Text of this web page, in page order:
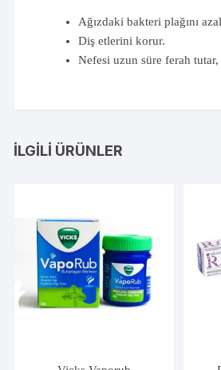
Ağızdaki bakteri plağını
Diş etlerini korur.
Nefesi uzun süre ferah
İLGILI ÜRÜNLER